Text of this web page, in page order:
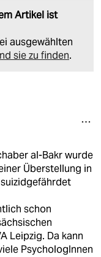
Artikel ist
ausgewählten
sie zu finden.
al-Bakr wurde
Überstellung in
schon
Leipzig. Da kann
PsychologInnen